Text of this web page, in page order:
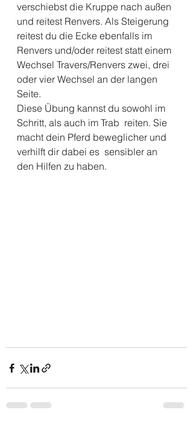
verschiebst die Kruppe nach außen
und reitest Renvers. Als Steigerung
reitest du die Ecke ebenfalls im
Renvers und/oder reitest statt einem
Wechsel Travers/Renvers zwei, drei
oder vier Wechsel an der langen
Seite.
Diese Übung kannst du sowohl im
Schritt, als auch im Trab  reiten. Sie
macht dein Pferd beweglicher und
verhilft dir dabei es  sensibler an
den Hilfen zu haben.